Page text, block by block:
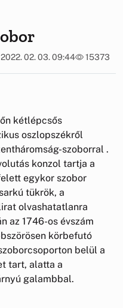
02. 03. 09:44 15373
kétlépcsős
oszlopszékről
szoborral .
konzol tartja a
egykor szobor
tükrök, a
olvashatatlanra
az 1746-os évszám
körbefutó
belül a
tart, alatta a
galambbal.